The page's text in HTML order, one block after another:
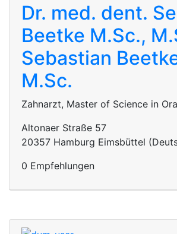
Dr. med. dent.
Beetke M.Sc.,
Sebastian
M.Sc.
Zahnarzt, Master of Science in
Altonaer Straße 57
20357 Hamburg Eimsbüttel
0 Empfehlungen